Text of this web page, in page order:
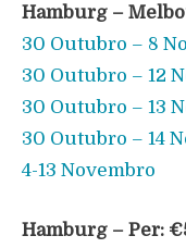
Hamburg –
30 Outubro – 8
30 Outubro – 12
30 Outubro – 13
30 Outubro – 14
4-13 Novembro
Hamburg – Per: